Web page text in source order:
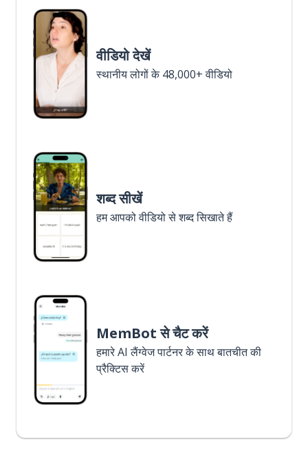
वीडियो देखें
स्थानीय लोगों के 48,000+ वीडियो
शब्द सीखें
हम आपको वीडियो से शब्द सिखाते हैं
MemBot से चैट करें
हमारे AI लैंग्वेज पार्टनर के साथ बातचीत की
प्रैक्टिस करें